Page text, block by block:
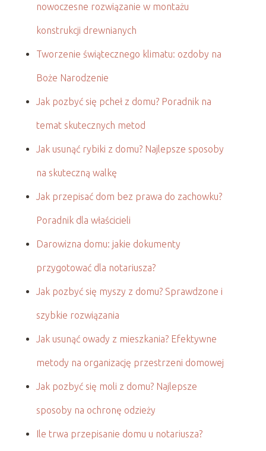
nowoczesne rozwiązanie w montażu
konstrukcji drewnianych
Tworzenie świątecznego klimatu: ozdoby na
Boże Narodzenie
Jak pozbyć się pcheł z domu? Poradnik na
temat skutecznych metod
Jak usunąć rybiki z domu? Najlepsze sposoby
na skuteczną walkę
Jak przepisać dom bez prawa do zachowku?
Poradnik dla właścicieli
Darowizna domu: jakie dokumenty
przygotować dla notariusza?
Jak pozbyć się myszy z domu? Sprawdzone i
szybkie rozwiązania
Jak usunąć owady z mieszkania? Efektywne
metody na organizację przestrzeni domowej
Jak pozbyć się moli z domu? Najlepsze
sposoby na ochronę odzieży
Ile trwa przepisanie domu u notariusza?